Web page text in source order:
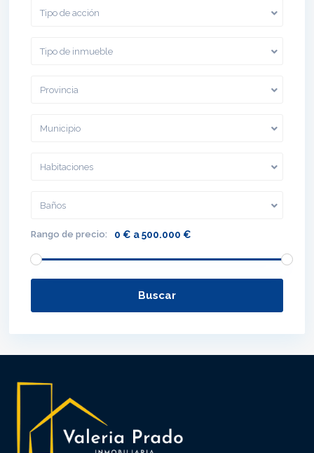
Tipo de acción
Tipo de inmueble
Provincia
Municipio
Habitaciones
Baños
Rango de precio: 0 € a 500.000 €
Buscar